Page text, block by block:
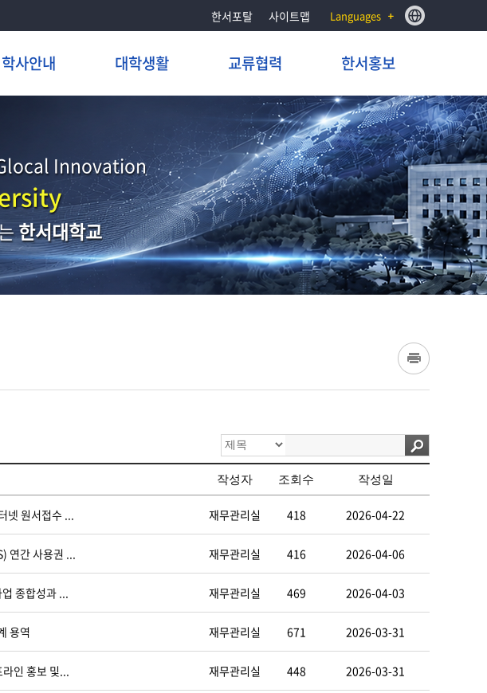
한서포탈 사이트맵 Languages
학사안내 대학생활 교류협력 한서홍보
Innovation
한서대학교
작성자 조회수 작성일
넷 원서접수 ... 재무관리실 418 2026-04-22
연간 사용권 ... 재무관리실 416 2026-04-06
종합성과 ... 재무관리실 469 2026-04-03
용역 재무관리실 671 2026-03-31
인 홍보 및... 재무관리실 448 2026-03-31